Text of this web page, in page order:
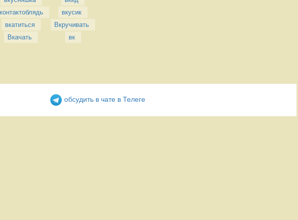
вкатиться
Вкачать
вкусик
Вкручивать
вк
обсудить в чате в Телеге